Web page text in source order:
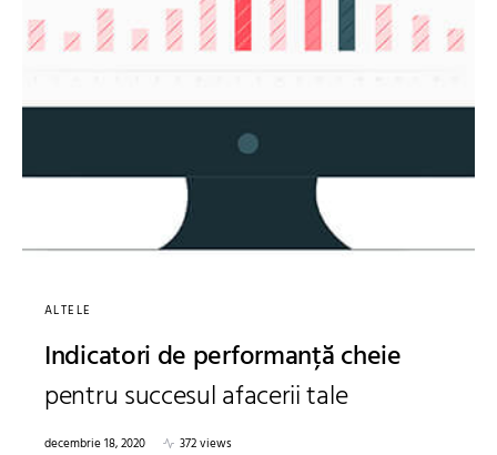
ALTELE
Indicatori de performanță cheie
pentru succesul afacerii tale
decembrie 18, 2020
372 views